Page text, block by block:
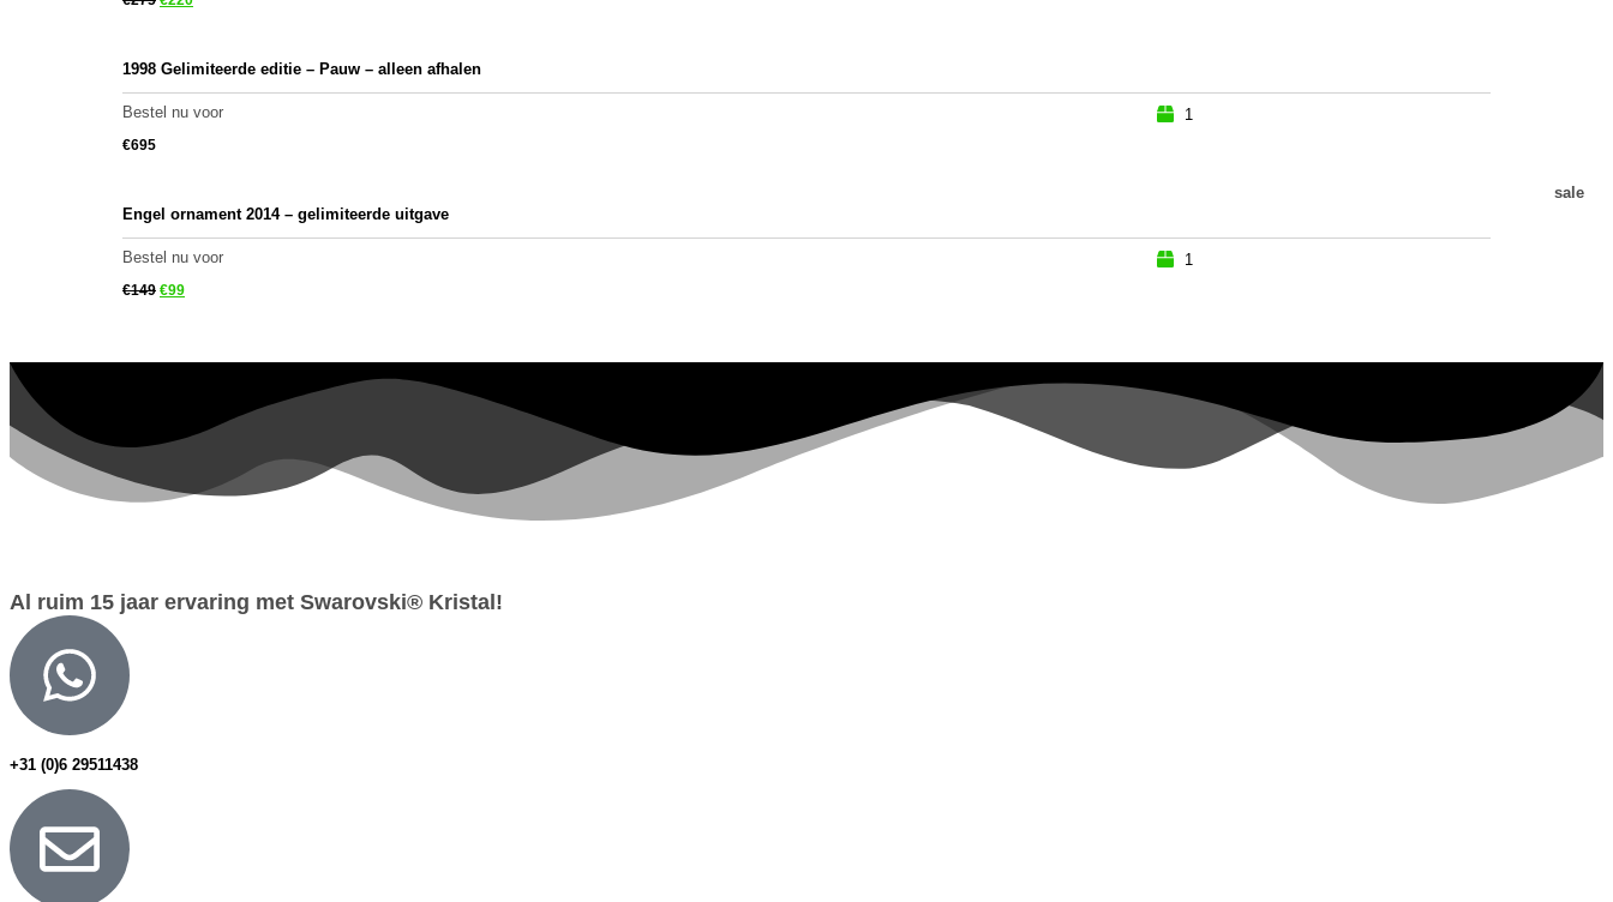
1998 Gelimiteerde editie – Pauw – alleen afhalen
Bestel nu voor
€695
1
sale
Engel ornament 2014 – gelimiteerde uitgave
Bestel nu voor
€149 €99
1
Al ruim 15 jaar ervaring met Swarovski® Kristal!
+31 (0)6 29511438